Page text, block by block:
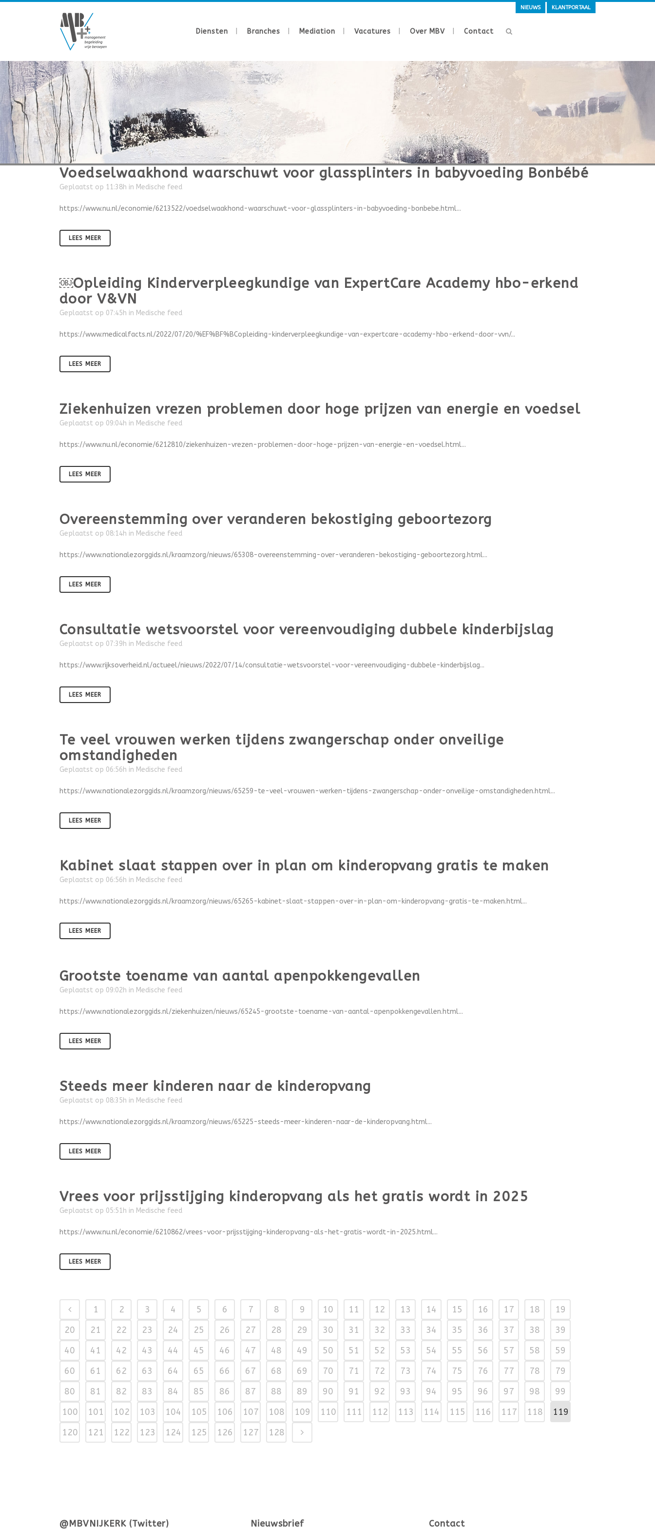
NIEUWS KLANTPORTAAL
Diensten Branches Mediation Vacatures Over MBV Contact
Voedselwaakhond waarschuwt voor glassplinters in babyvoeding Bonbébé
Geplaatst op 11:38h in Medische feed
https://www.nu.nl/economie/6213522/voedselwaakhond-waarschuwt-voor-glassplinters-in-babyvoeding-bonbebe.html...
LEES MEER
￼Opleiding Kinderverpleegkundige van ExpertCare Academy hbo-erkend
door V&VN
Geplaatst op 07:45h in Medische feed
https://www.medicalfacts.nl/2022/07/20/%EF%BF%BCopleiding-kinderverpleegkundige-van-expertcare-academy-hbo-erkend-door-vvn/...
LEES MEER
Ziekenhuizen vrezen problemen door hoge prijzen van energie en voedsel
Geplaatst op 09:04h in Medische feed
https://www.nu.nl/economie/6212810/ziekenhuizen-vrezen-problemen-door-hoge-prijzen-van-energie-en-voedsel.html...
LEES MEER
Overeenstemming over veranderen bekostiging geboortezorg
Geplaatst op 08:14h in Medische feed
https://www.nationalezorggids.nl/kraamzorg/nieuws/65308-overeenstemming-over-veranderen-bekostiging-geboortezorg.html...
LEES MEER
Consultatie wetsvoorstel voor vereenvoudiging dubbele kinderbijslag
Geplaatst op 07:39h in Medische feed
https://www.rijksoverheid.nl/actueel/nieuws/2022/07/14/consultatie-wetsvoorstel-voor-vereenvoudiging-dubbele-kinderbijslag...
LEES MEER
Te veel vrouwen werken tijdens zwangerschap onder onveilige
omstandigheden
Geplaatst op 06:56h in Medische feed
https://www.nationalezorggids.nl/kraamzorg/nieuws/65259-te-veel-vrouwen-werken-tijdens-zwangerschap-onder-onveilige-omstandigheden.html...
LEES MEER
Kabinet slaat stappen over in plan om kinderopvang gratis te maken
Geplaatst op 06:56h in Medische feed
https://www.nationalezorggids.nl/kraamzorg/nieuws/65265-kabinet-slaat-stappen-over-in-plan-om-kinderopvang-gratis-te-maken.html...
LEES MEER
Grootste toename van aantal apenpokkengevallen
Geplaatst op 09:02h in Medische feed
https://www.nationalezorggids.nl/ziekenhuizen/nieuws/65245-grootste-toename-van-aantal-apenpokkengevallen.html...
LEES MEER
Steeds meer kinderen naar de kinderopvang
Geplaatst op 08:35h in Medische feed
https://www.nationalezorggids.nl/kraamzorg/nieuws/65225-steeds-meer-kinderen-naar-de-kinderopvang.html...
LEES MEER
Vrees voor prijsstijging kinderopvang als het gratis wordt in 2025
Geplaatst op 05:51h in Medische feed
https://www.nu.nl/economie/6210862/vrees-voor-prijsstijging-kinderopvang-als-het-gratis-wordt-in-2025.html...
LEES MEER
1 2 3 4 5 6 7 8 9 10 11 12 13 14 15 16 17 18
19
20
21 22 23 24 25 26 27 28 29 30 31 32 33 34 35 36 37 38
39
40
41 42 43 44 45 46 47 48 49 50 51 52 53 54 55 56 57 58
59
60
61 62 63 64 65 66 67 68 69 70 71 72 73 74 75 76 77 78
79
80
81 82 83 84 85 86 87 88 89 90 91 92 93 94 95 96 97 98
99
100
101 102 103 104 105 106 107 108 109 110 111 112 113 114 115 116 117 118
119
120
121 122 123 124 125 126 127 128
@MBVNIJKERK (Twitter) Nieuwsbrief Contact